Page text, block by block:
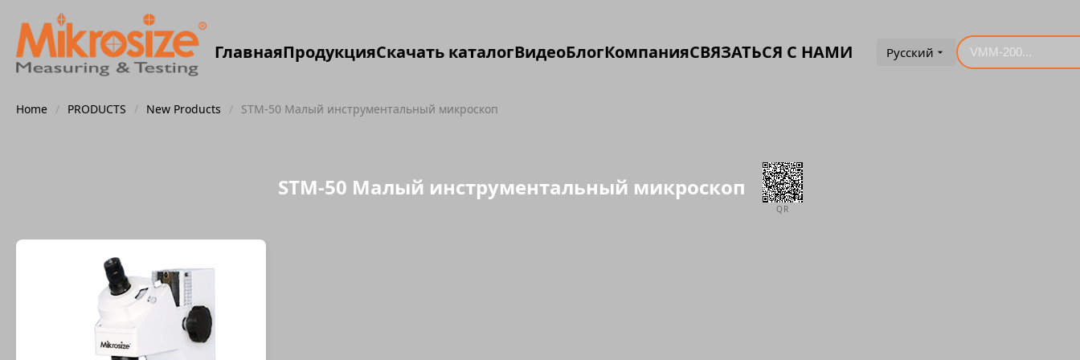
ГлавнаяПродукцияСкачать каталогВидеоБлогКомпанияСВЯЗАТЬСЯ С НАМИ Русский
Home / PRODUCTS / New Products / STM-50 Малый инструментальный микроскоп
STM-50 Малый инструментальный микроскоп
QR